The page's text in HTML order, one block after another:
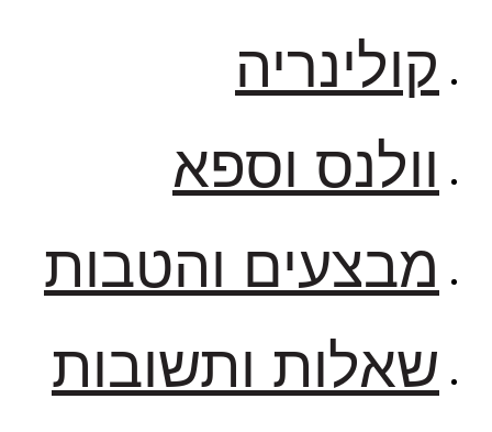
קולינריה
וולנס וספא
מבצעים והטבות
שאלות ותשובות